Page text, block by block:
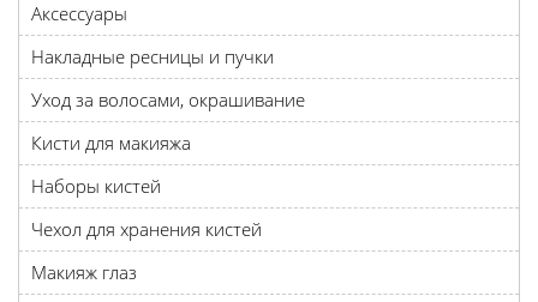
Аксессуары
Накладные ресницы и пучки
Уход за волосами, окрашивание
Кисти для макияжа
Наборы кистей
Чехол для хранения кистей
Макияж глаз